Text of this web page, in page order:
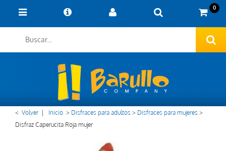
0
< Volver Inicio > Disfraces para adultos > Disfraces para mujeres >
Disfraz Caperucita Roja mujer